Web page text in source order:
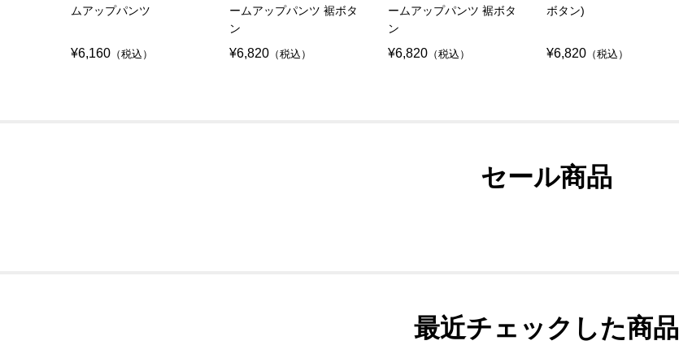
ムアップパンツ
¥6,160 （税込）
ームアップパンツ 裾ボタ
ン
¥6,820 （税込）
ームアップパンツ 裾ボタ
ン
¥6,820 （税込）
ボタン)
¥6,820 （税込）
セール商品
最近チェックした商品